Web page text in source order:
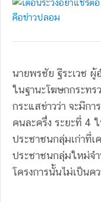
นายพรชัย ฐีระเวช ผู้
ในฐานะโฆษกกระทร
กระแสข่าวว่า จะมีกา
คนละครึ่ง ระยะที่ 4
ประชาชนกลุ่มเก่าที่
ประชาชนกลุ่มใหม่จ
โครงการนั้นไม่เป็นค